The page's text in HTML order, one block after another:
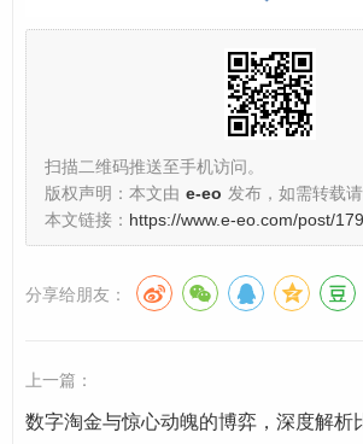
长期以来,ICE对加密资产持谨慎观望态
2018年迎来转折——ICE宣布推出
被市场视为“传统金融巨头正式拥抱比
件。
Bakkt：为比特币“穿上
装”
2018年12月,ICE正式公布Bakkt项目，
扫描二维码推送至手机访问。
版权声明：本文由 e-eo 发布，如需转载请
本文链接： https://www.e-eo.com/post/
分享给朋友：
上一篇：